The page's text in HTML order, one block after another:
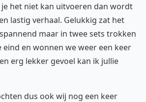
je het niet kan uitvoeren dan wordt
lastig verhaal. Gelukkig zat het
maar in twee sets trokken
eind en wonnen we weer een keer
erg lekker gevoel kan ik jullie
dus ook wij nog een keer